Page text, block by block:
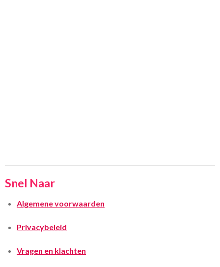
Snel Naar
Algemene voorwaarden
Privacybeleid
Vragen en klachten